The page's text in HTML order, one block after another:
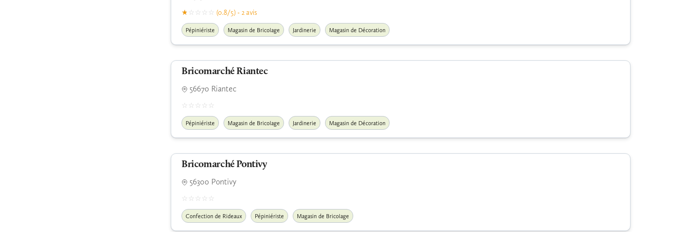
(0.8/5) - 2 avis
Pépiniériste Magasin de Bricolage Jardinerie Magasin de Décoration
Bricomarché Riantec
56670 Riantec
Pépiniériste Magasin de Bricolage Jardinerie Magasin de Décoration
Bricomarché Pontivy
56300 Pontivy
Confection de Rideaux Pépiniériste Magasin de Bricolage